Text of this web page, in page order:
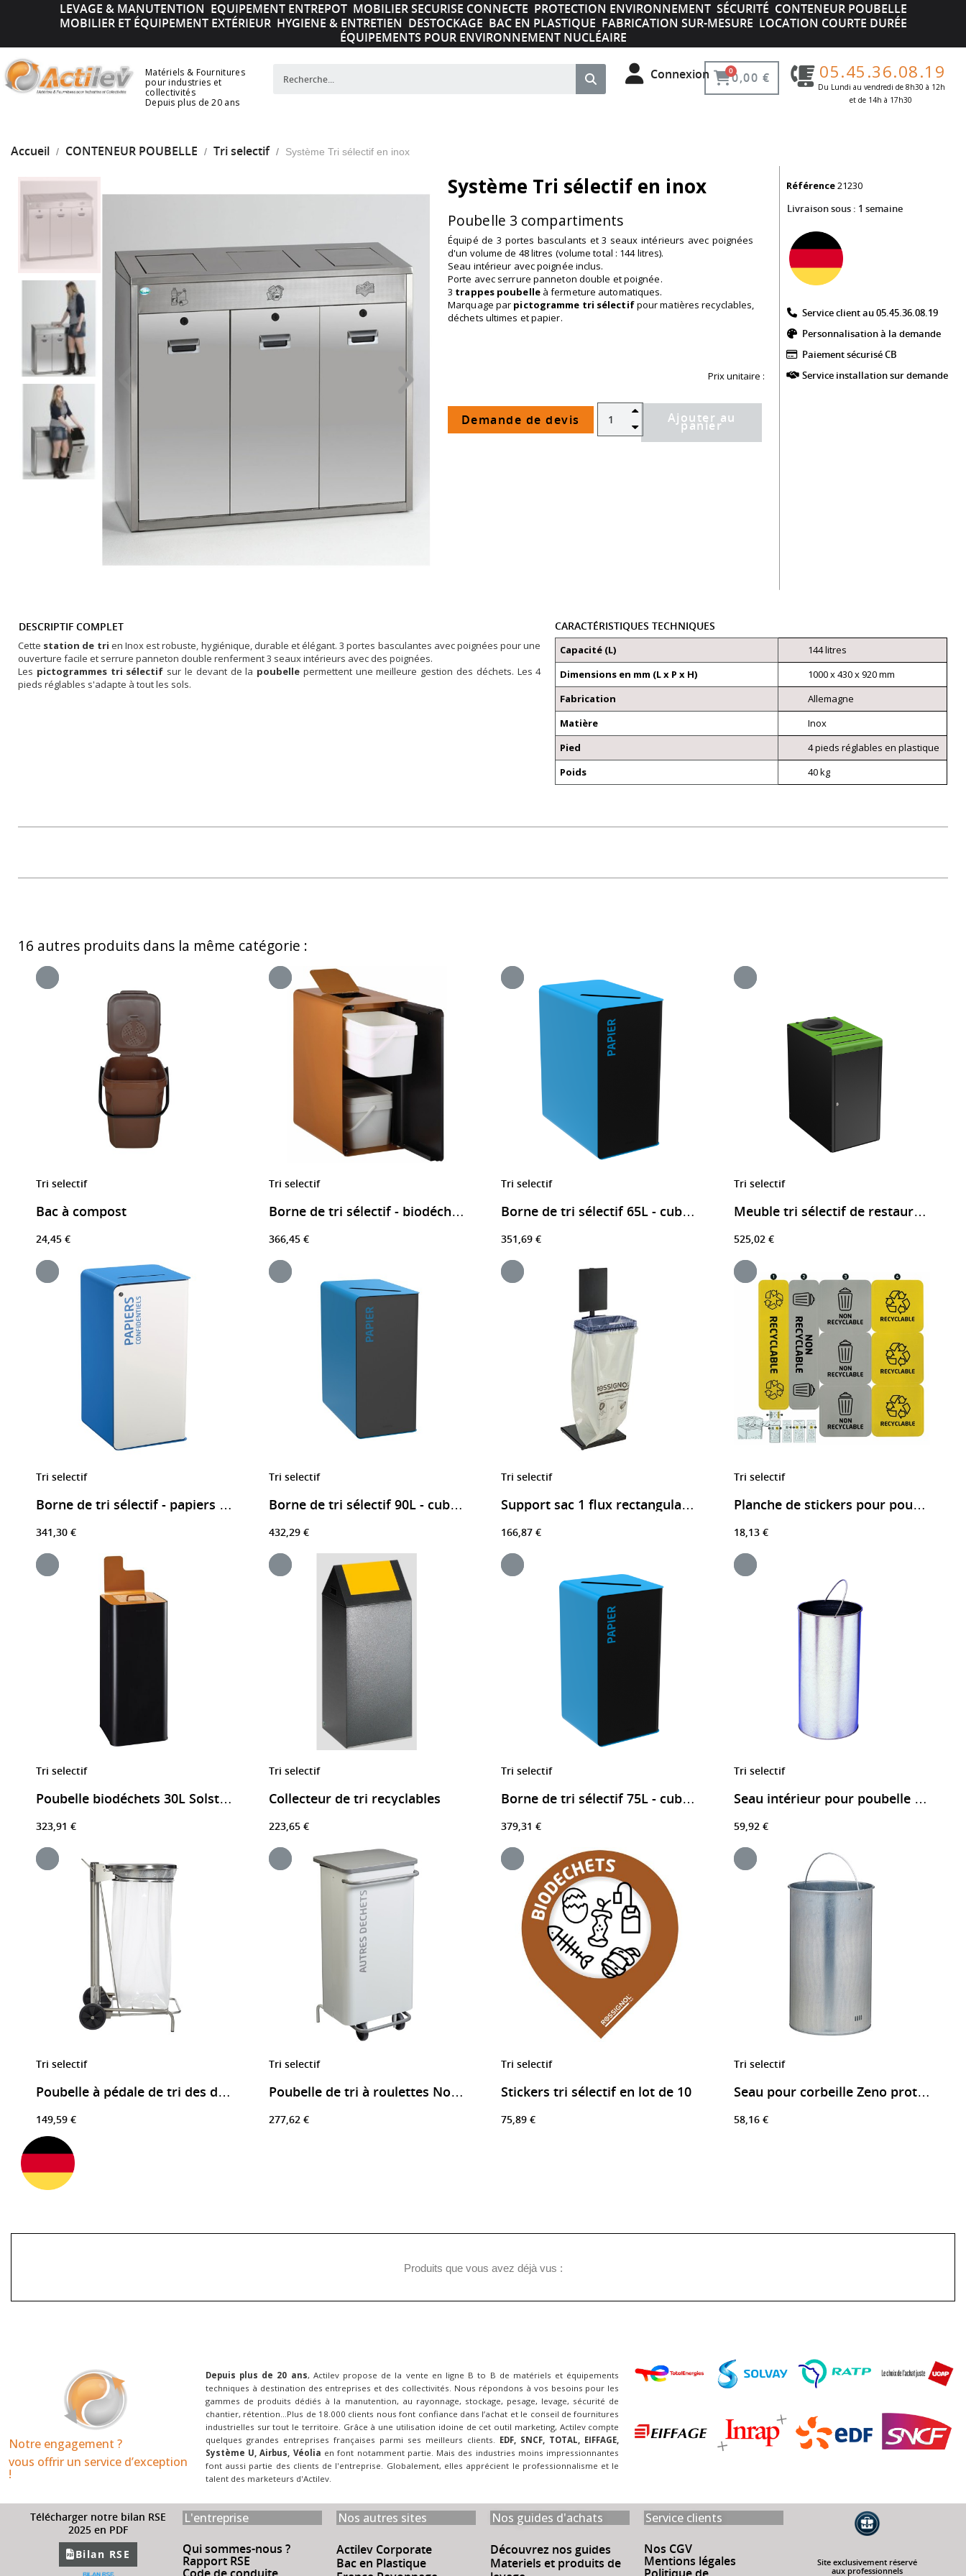
LEVAGE & MANUTENTION EQUIPEMENT ENTREPOT MOBILIER SECURISE CONNECTE PROTECTION ENVIRONNEMENT SÉCURITÉ CONTENEUR POUBELLE
MOBILIER ET ÉQUIPEMENT EXTÉRIEUR HYGIENE & ENTRETIEN DESTOCKAGE BAC EN PLASTIQUE FABRICATION SUR-MESURE LOCATION COURTE DURÉE
ÉQUIPEMENTS POUR ENVIRONNEMENT NUCLÉAIRE
Matériels & Fournitures
pour industries et
collectivités
Depuis plus de 20 ans
Connexion 0,00 € 05.45.36.08.19
Du Lundi au vendredi de 8h30 à 12h
et de 14h à 17h30 ​
Accueil CONTENEUR POUBELLE Tri selectif Système Tri sélectif en inox
Système Tri sélectif en inox
Poubelle 3 compartiments
Équipé de 3 portes basculants et 3 seaux intérieurs avec poignées
d'un volume de 48 litres (volume total : 144 litres).
Seau intérieur avec poignée inclus.
Porte avec serrure panneton double et poignée.
3 trappes poubelleà fermeture automatiques.
Marquage par pictogramme tri sélectifpour matières recyclables,
déchets ultimes et papier.
Prix unitaire :
Demande de devis Ajouter au
panier
Référence21230
Livraison sous : 1 semaine
Service client au 05.45.36.08.19​
Personnalisation à la demande
Paiement sécurisé CB​
Service installation sur demande
DESCRIPTIF COMPLET
Cette station de tri en Inox est robuste, hygiénique, durable et élégant. 3 portes basculantes avec poignées pour une
ouverture facile et serrure panneton double renferment 3 seaux intérieurs avec des poignées.
Les pictogrammes tri sélectif sur le devant de la poubelle permettent une meilleure gestion des déchets. Les 4
pieds réglables s'adapte à tout les sols.
CARACTÉRISTIQUES TECHNIQUES
Capacité (L)
144 litres
Dimensions en mm (L x P x H)
1000 x 430 x 920 mm
Fabrication
Allemagne
Matière
Inox
Pied
4 pieds réglables en plastique
Poids
40 kg
16 autres produits dans la même catégorie :
Tri selectif
Bac à compost
24,45 €
Tri selectif
Borne de tri sélectif - biodéchets - cubatri
366,45 €
Tri selectif
Borne de tri sélectif 65L - cubatri
351,69 €
Tri selectif
Meuble tri sélectif de restauration Alitri
525,02 €
Tri selectif
Borne de tri sélectif - papiers confidentiels
341,30 €
Tri selectif
Borne de tri sélectif 90L - cubatri
432,29 €
Tri selectif
Support sac 1 flux rectangulaire avec ou sans couvercle Rollec
166,87 €
Tri selectif
Planche de stickers pour poubelle Cybel
18,13 €
Tri selectif
Poubelle biodéchets 30L Solstice
323,91 €
Tri selectif
Collecteur de tri recyclables
223,65 €
Tri selectif
Borne de tri sélectif 75L - cubatri
379,31 €
Tri selectif
Seau intérieur pour poubelle Tulipe
59,92 €
Tri selectif
Poubelle à pédale de tri des déchets HACCP
149,59 €
Tri selectif
Poubelle de tri à roulettes Nomade
277,62 €
Tri selectif
Stickers tri sélectif en lot de 10
75,89 €
Tri selectif
Seau pour corbeille Zeno protec et zeno access
58,16 €
Produits que vous avez déjà vus :
Notre engagement ?
vous offrir un service d’exception
!​
Depuis plus de 20 ans, Actilev propose de la vente en ligne B to B de matériels et équipements
techniques à destination des entreprises et des collectivités. Nous répondons à vos besoins pour les
gammes de produits dédiés à la manutention, au rayonnage, stockage, pesage, levage, sécurité de
chantier, rétention...Plus de 18.000 clients nous font confiance dans l’achat et le conseil de fournitures
industrielles sur tout le territoire. Grâce à une utilisation idoine de cet outil marketing, Actilev compte
quelques grandes entreprises françaises parmi ses meilleurs clients. EDF, SNCF, TOTAL, EIFFAGE,
Système U, Airbus, Véolia en font notamment partie. Mais des industries moins impressionnantes
font aussi partie des clients de l'entreprise. Globalement, elles apprécient le professionnalisme et le
talent des marketeurs d'Actilev.
Télécharger notre bilan RSE
2025 en PDF
Bilan RSE
L'entreprise
Qui sommes-nous ?
Rapport RSE
Nos autres sites
Actilev Corporate
Bac en Plastique
Nos guides d'achats
Découvrez nos guides
Materiels et produits de
Service clients
Nos CGV
Mentions légales
Site exclusivement réservé
aux professionnels